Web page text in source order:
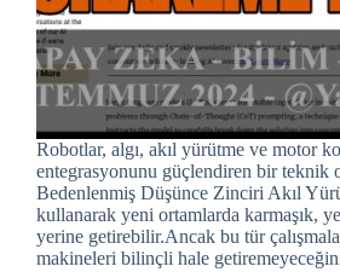
Robotlar, algı, akıl yürütme ve motor
entegrasyonunu güçlendiren bir teknik
Bedenlenmiş Düşünce Zinciri Akıl
kullanarak yeni ortamlarda karmaşık,
yerine getirebilir.Ancak bu tür
makineleri bilinçli hale